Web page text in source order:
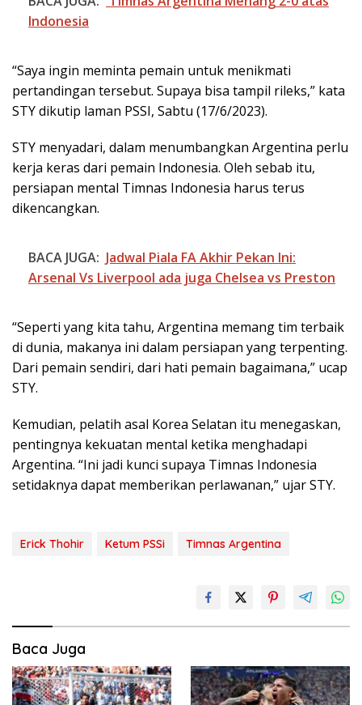
Indonesia
“Saya ingin meminta pemain untuk menikmati
pertandingan tersebut. Supaya bisa tampil rileks,” kata
STY dikutip laman PSSI, Sabtu (17/6/2023).
STY menyadari, dalam menumbangkan Argentina perlu
kerja keras dari pemain Indonesia. Oleh sebab itu,
persiapan mental Timnas Indonesia harus terus
dikencangkan.
BACA JUGA: Jadwal Piala FA Akhir Pekan Ini:
Arsenal Vs Liverpool ada juga Chelsea vs Preston
“Seperti yang kita tahu, Argentina memang tim terbaik
di dunia, makanya ini dalam persiapan yang terpenting.
Dari pemain sendiri, dari hati pemain bagaimana,” ucap
STY.
Kemudian, pelatih asal Korea Selatan itu menegaskan,
pentingnya kekuatan mental ketika menghadapi
Argentina. “Ini jadi kunci supaya Timnas Indonesia
setidaknya dapat memberikan perlawanan,” ujar STY.
Erick Thohir Ketum PSSi Timnas Argentina
Baca Juga